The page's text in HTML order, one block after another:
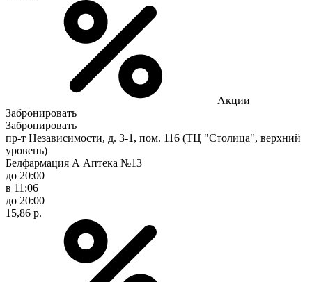
Акции
Забронировать
Забронировать
пр-т Независимости, д. 3-1, пом. 116 (ТЦ "Столица", верхний
уровень)
Белфармация А Аптека №13
до 20:00
в 11:06
до 20:00
15,86 р.